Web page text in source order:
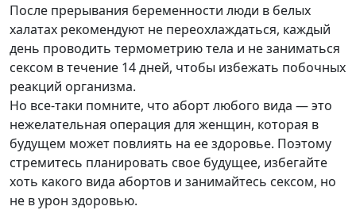
После прерывания беременности люди в белых
халатах рекомендуют не переохлаждаться, каждый
день проводить термометрию тела и не заниматься
сексом в течение 14 дней, чтобы избежать побочных
реакций организма.
Но все-таки помните, что аборт любого вида — это
нежелательная операция для женщин, которая в
будущем может повлиять на ее здоровье. Поэтому
стремитесь планировать свое будущее, избегайте
хоть какого вида абортов и занимайтесь сексом, но
не в урон здоровью.